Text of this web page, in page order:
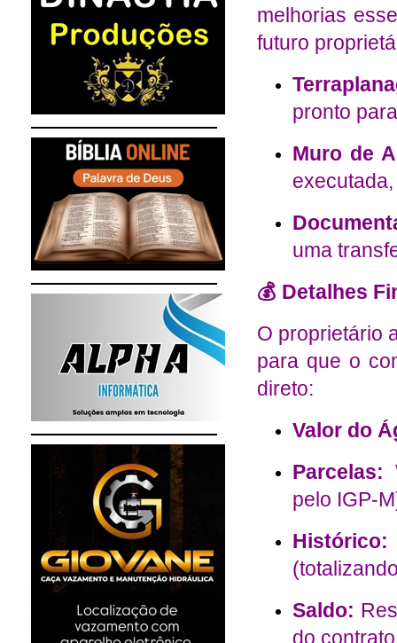
melhorias
futuro
pronto
Muro de
uma
💰 Detalhes
O proprietário
para que o
direto:
Valor do
Parcelas:
pelo IGP-
Histórico:
Saldo:
do